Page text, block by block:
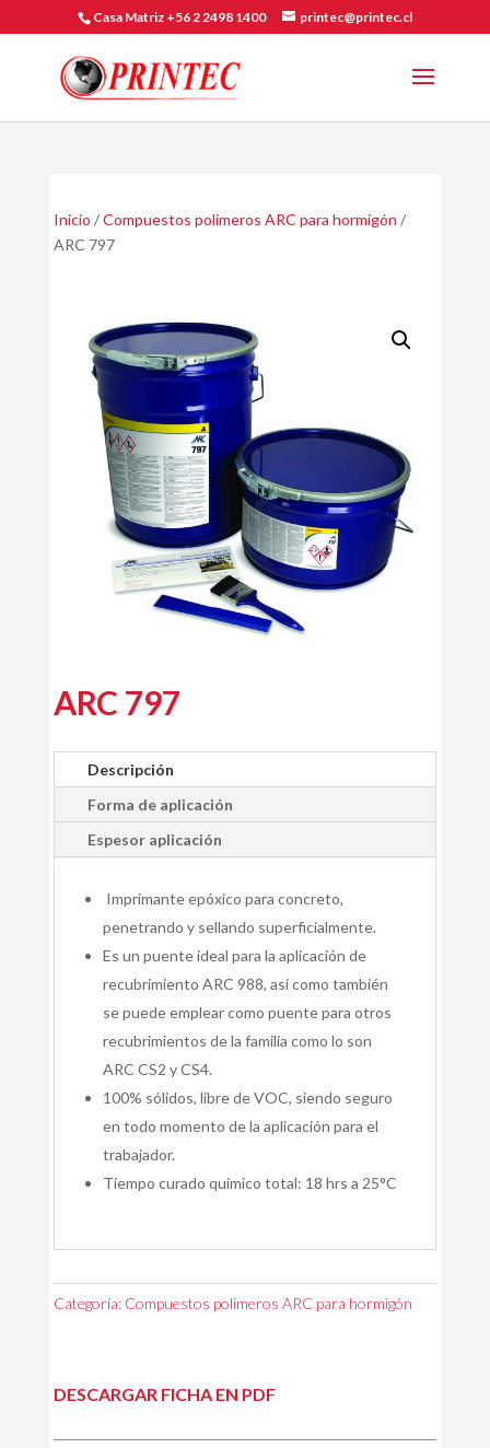
Casa Matriz +56 2 2498 1400 printec@printec.cl
Inicio /Compuestos polimeros ARC para hormigón /
ARC 797
ARC 797
Descripción
Forma de aplicación
Espesor aplicación
Imprimante epóxico para concreto,
penetrando y sellando superficialmente.
Es un puente ideal para la aplicación de
recubrimiento ARC 988, así como también
se puede emplear como puente para otros
recubrimientos de la familia como lo son
ARC CS2 y CS4.
100% sólidos, libre de VOC, siendo seguro
en todo momento de la aplicación para el
trabajador.
Tiempo curado químico total: 18 hrs a 25°C
Categoría: Compuestos polimeros ARC para hormigón
DESCARGAR FICHA EN PDF